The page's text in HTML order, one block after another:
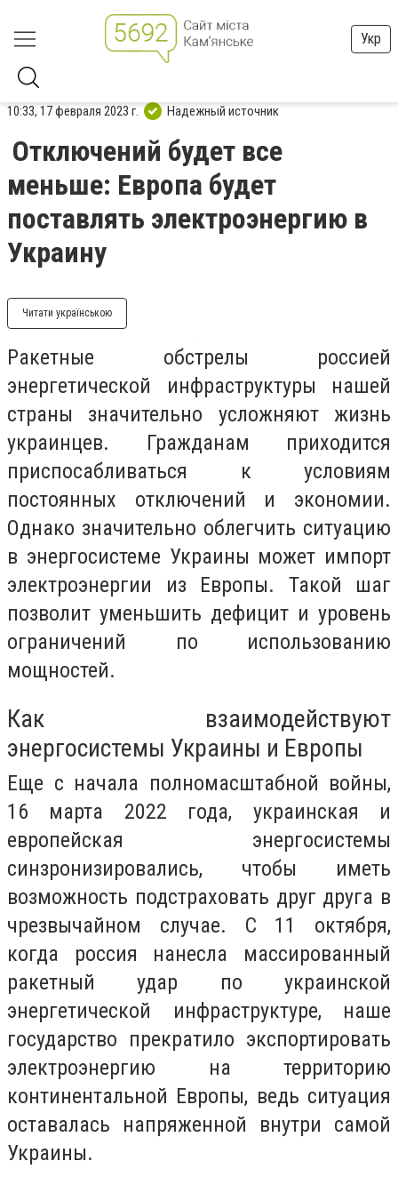
Укр
10:33, 17 февраля 2023 г. Надежный источник
Отключений будет все
меньше: Европа будет
поставлять электроэнергию в
Украину
Читати українською
Ракетные обстрелы россией
энергетической инфраструктуры нашей
страны значительно усложняют жизнь
украинцев. Гражданам приходится
приспосабливаться к условиям
постоянных отключений и экономии.
Однако значительно облегчить ситуацию
в энергосистеме Украины может импорт
электроэнергии из Европы. Такой шаг
позволит уменьшить дефицит и уровень
ограничений по использованию
мощностей.
Как взаимодействуют
энергосистемы Украины и Европы
Еще с начала полномасштабной войны,
16 марта 2022 года, украинская и
европейская энергосистемы
синзронизировались, чтобы иметь
возможность подстраховать друг друга в
чрезвычайном случае. С 11 октября,
когда россия нанесла массированный
ракетный удар по украинской
энергетической инфраструктуре, наше
государство прекратило экспортировать
электроэнергию на территорию
континентальной Европы, ведь ситуация
оставалась напряженной внутри самой
Украины.